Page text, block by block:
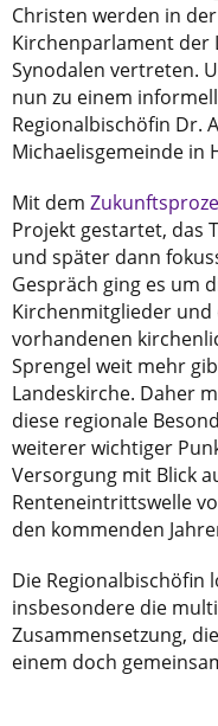
Christen werden in
Kirchenparlament der
Synodalen vertreten.
nun zu einem
Regionalbischöfin Dr.
Michaelisgemeinde in
Mit dem
Projekt gestartet, das
und später dann
Gespräch ging es um
Kirchenmitglieder
vorhandenen
Sprengel weit mehr
Landeskirche. Daher
diese regionale
weiterer wichtiger
Versorgung mit Blick
Renteneintrittswelle
den kommenden
Die Regionalbischöfin
insbesondere die
Zusammensetzung,
einem doch